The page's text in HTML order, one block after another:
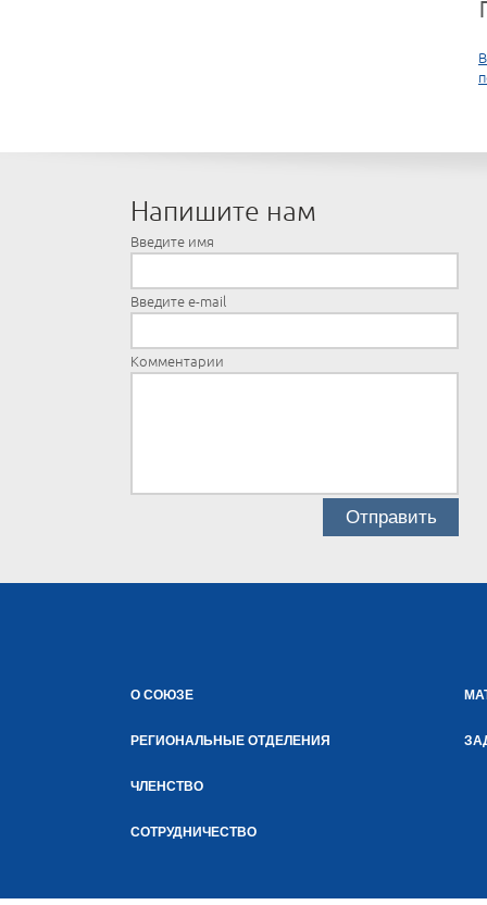
Напишите нам
Введите имя
Введите e-mail
Комментарии
О СОЮЗЕ
РЕГИОНАЛЬНЫЕ ОТДЕЛЕНИЯ
ЧЛЕНСТВО
СОТРУДНИЧЕСТВО